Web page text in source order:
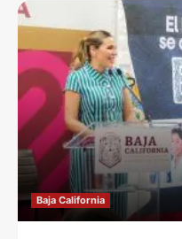
Baja California